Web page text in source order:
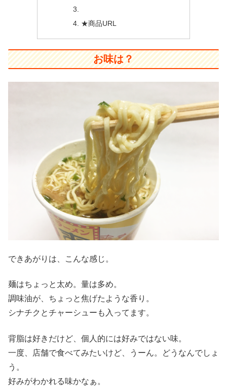
★商品URL
お味は？
できあがりは、こんな感じ。
麺はちょっと太め。量は多め。
調味油が、ちょっと焦げたような香り。
シナチクとチャーシューも入ってます。
背脂は好きだけど、個人的には好みではない味。
一度、店舗で食べてみたいけど、うーん。どうなんでしょ
う。
好みがわかれる味かなぁ。